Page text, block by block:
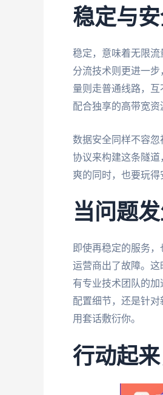
稳定与
稳定，意味着无限
分流技术则更进一
量则走普通线路，
配合独享的高带宽资
数据安全同样不容
协议来构建这条隧
爽的同时，也要玩得
当问题
即使再稳定的服务
运营商出了故障。
有专业技术团队的
配置细节，还是针
用套话敷衍你。
行动起